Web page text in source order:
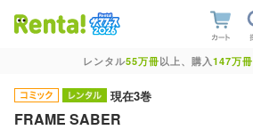
レンタル55万冊以上、購入147万冊
現在3巻
FRAME SABER